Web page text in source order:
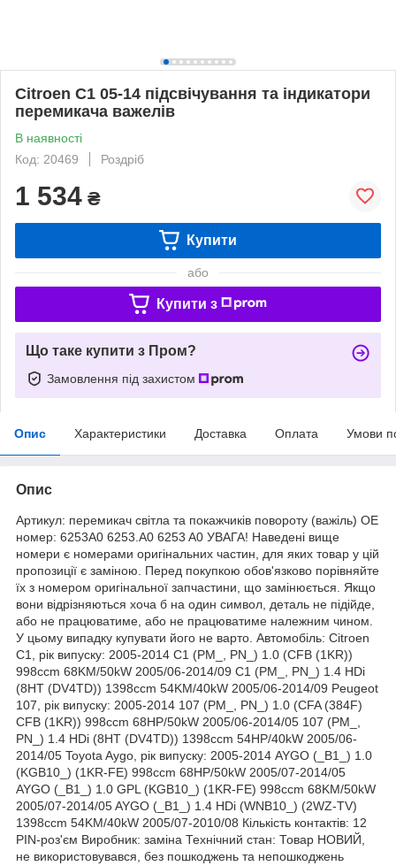
Citroen C1 05-14 підсвічування та індикатори
перемикача важелів
В наявності
Код: 20469
Роздріб
1 534 ₴
Купити
або
Купити з
Що таке купити з Пром?
Замовлення під захистом
Опис Характеристики Доставка Оплата Умови
Опис
Артикул: перемикач світла та покажчиків повороту (важіль) OE
номер: 6253A0 6253.A0 6253 A0 УВАГА! Наведені вище
номери є номерами оригінальних частин, для яких товар у цій
пропозиції є заміною. Перед покупкою обов'язково порівняйте
їх з номером оригінальної запчастини, що замінюється. Якщо
вони відрізняються хоча б на один символ, деталь не підійде,
або не працюватиме, або не працюватиме належним чином.
У цьому випадку купувати його не варто. Автомобіль: Citroen
C1, рік випуску: 2005-2014 C1 (PM_, PN_) 1.0 (CFB (1KR))
998ccm 68KM/50kW 2005/06-2014/09 C1 (PM_, PN_) 1.4 HDi
(8HT (DV4TD)) 1398ccm 54KM/40kW 2005/06-2014/09 Peugeot
107, рік випуску: 2005-2014 107 (PM_, PN_) 1.0 (CFA (384F)
CFB (1KR)) 998ccm 68HP/50kW 2005/06-2014/05 107 (PM_,
PN_) 1.4 HDi (8HT (DV4TD)) 1398ccm 54HP/40kW 2005/06-
2014/05 Toyota Aygo, рік випуску: 2005-2014 AYGO (_B1_) 1.0
(KGB10_) (1KR-FE) 998ccm 68HP/50kW 2005/07-2014/05
AYGO (_B1_) 1.0 GPL (KGB10_) (1KR-FE) 998ccm 68KM/50kW
2005/07-2014/05 AYGO (_B1_) 1.4 HDi (WNB10_) (2WZ-TV)
1398ccm 54KM/40kW 2005/07-2010/08 Кількість контактів: 12
PIN-роз'єм Виробник: заміна Технічний стан: Товар НОВИЙ,
не використовувався, без пошкоджень та непошкоджень